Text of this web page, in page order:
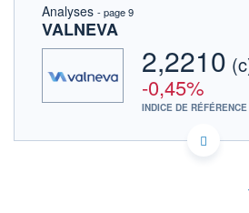
Analyses - page 9
VALNEVA
2,2210
-0,45%
INDICE DE RÉFÉRENCE
EURONEXT PARIS DONNÉES TEMPS